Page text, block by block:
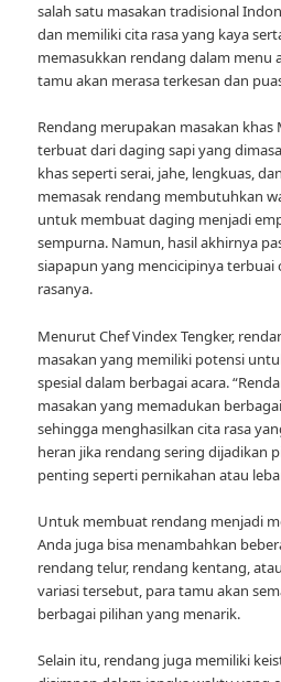
salah satu masakan tradisional
dan memiliki cita rasa yang kaya
memasukkan rendang dalam menu
tamu akan merasa terkesan dan
Rendang merupakan masakan khas
terbuat dari daging sapi yang
khas seperti serai, jahe, lengkuas,
memasak rendang membutuhkan
untuk membuat daging menjadi
sempurna. Namun, hasil akhirnya
siapapun yang mencicipinya terbuai
rasanya.
Menurut Chef Vindex Tengker,
masakan yang memiliki potensi
spesial dalam berbagai acara.
masakan yang memadukan
sehingga menghasilkan cita rasa
heran jika rendang sering dijadikan
penting seperti pernikahan atau
Untuk membuat rendang menjadi
Anda juga bisa menambahkan
rendang telur, rendang kentang,
variasi tersebut, para tamu akan
berbagai pilihan yang menarik.
Selain itu, rendang juga memiliki